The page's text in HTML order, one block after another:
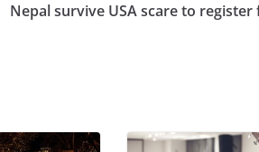
Nepal survive USA scare to